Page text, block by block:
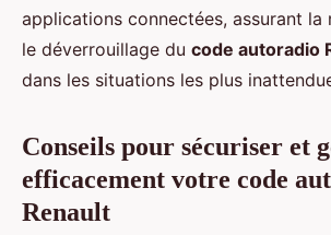
applications connectées, assurant la
le déverrouillage du code autoradio
dans les situations les plus
Conseils pour sécuriser et
efficacement votre code
Renault